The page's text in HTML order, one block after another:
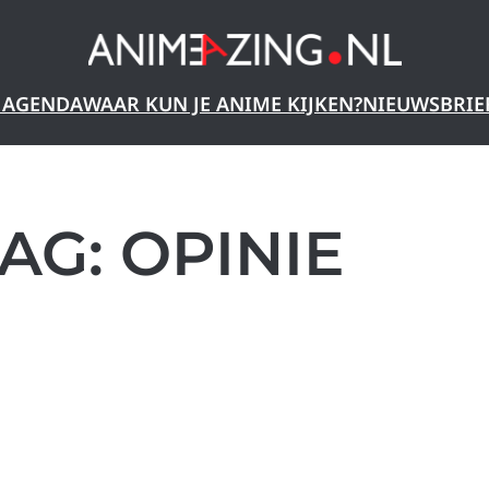
WAAR KUN JE ANIME KIJKEN?
OPINIE